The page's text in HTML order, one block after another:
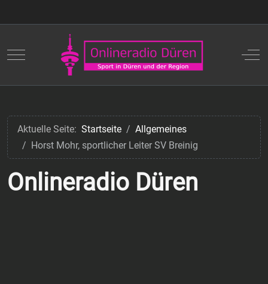
Mobile Menu Toggle Off-
Aktuelle Seite: Startseite
Allgemeines
Horst Mohr, sportlicher Leiter SV Breinig
Onlineradio Düren